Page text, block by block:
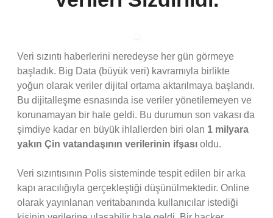
Veri sızıntı haberlerini neredeyse her gün görmeye
başladık. Big Data (büyük veri) kavramıyla birlikte
yoğun olarak veriler dijital ortama aktarılmaya başlandı.
Bu dijitalleşme esnasında ise veriler yönetilemeyen ve
korunamayan bir hale geldi. Bu durumun son vakası da
şimdiye kadar en büyük ihlallerden biri olan 1 milyara
yakın Çin vatandaşının verilerinin ifşası oldu.
Veri sızıntısının Polis sisteminde tespit edilen bir arka
kapı aracılığıyla gerçekleştiği düşünülmektedir. Online
olarak yayınlanan veritabanında kullanıcılar istediği